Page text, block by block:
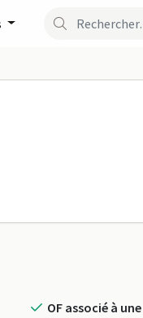
OF associé à